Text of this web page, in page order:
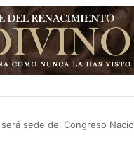
será sede del Congreso